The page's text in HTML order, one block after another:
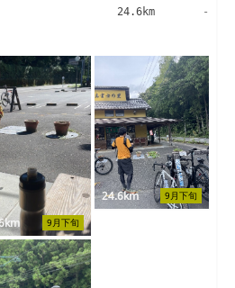
24.6km -
9月下旬
9月下旬
24.6km